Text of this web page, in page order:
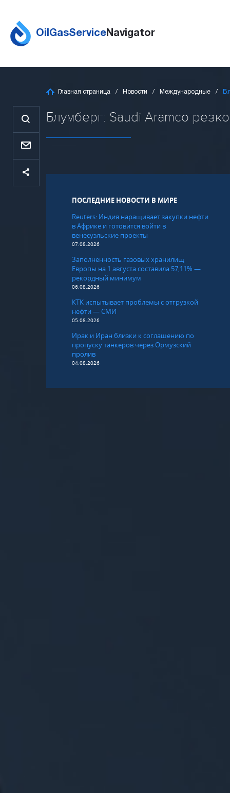
OilGasServiceNavigator
Главная страница Новости Международные
Блумберг: Saudi Aramco
ПОСЛЕДНИЕ НОВОСТИ В МИРЕ
Reuters: Индия наращивает закупки нефти
в Африке и готовится войти в
венесуэльские проекты
07.08.2026
Заполненность газовых хранилищ
Европы на 1 августа составила 57,11% —
рекордный минимум
06.08.2026
КТК испытывает проблемы с отгрузкой
нефти — СМИ
05.08.2026
Ирак и Иран близки к соглашению по
пропуску танкеров через Ормузский
пролив
04.08.2026